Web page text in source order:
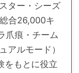
ター・シーズ
合26,000キ
爪痕・チーム
アルモード）
をもとに役立